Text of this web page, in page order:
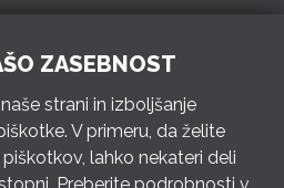
8 – 12 h
ZASEBNOST
strani in izboljšanje
V primeru, da želite
lahko nekateri deli